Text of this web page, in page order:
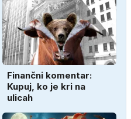
Finančni komentar:
Kupuj, ko je kri na
ulicah